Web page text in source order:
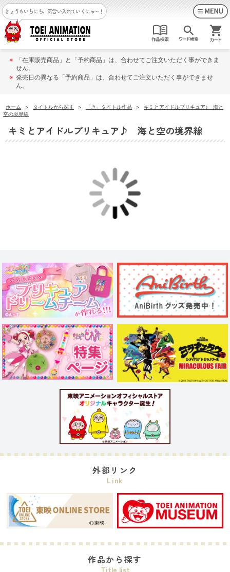
きょうもいちにち、気合い入れていくにゃ～！
※
「在庫販売商品」と「予約商品」は、合わせてご注文いただく事ができま
せん。
※ 発売日の異なる「予約商品」は、合わせてご注文いただく事ができませ
ん。
ホーム > タイトルから探す > 「き」タイトル作品 >
キミとアイドルプリキュア♪ 海と
空の境界線
キミとアイドルプリキュア♪ 海と空の境界線
外部リンク
Link
作品から探す
Title list